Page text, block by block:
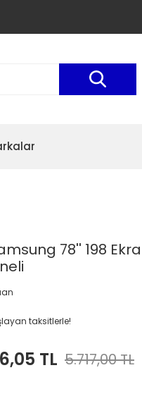
78'' 198
taksitlerle!
TL 5.717,00 TL